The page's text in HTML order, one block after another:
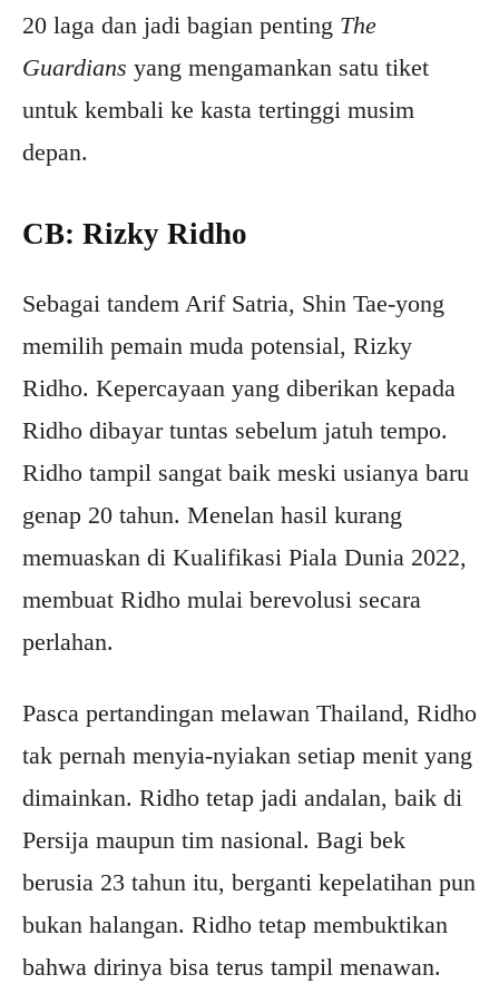
20 laga dan jadi bagian penting The
Guardians yang mengamankan satu tiket
untuk kembali ke kasta tertinggi musim
depan.
CB: Rizky Ridho
Sebagai tandem Arif Satria, Shin Tae-yong
memilih pemain muda potensial, Rizky
Ridho. Kepercayaan yang diberikan kepada
Ridho dibayar tuntas sebelum jatuh tempo.
Ridho tampil sangat baik meski usianya baru
genap 20 tahun. Menelan hasil kurang
memuaskan di Kualifikasi Piala Dunia 2022,
membuat Ridho mulai berevolusi secara
perlahan.
Pasca pertandingan melawan Thailand, Ridho
tak pernah menyia-nyiakan setiap menit yang
dimainkan. Ridho tetap jadi andalan, baik di
Persija maupun tim nasional. Bagi bek
berusia 23 tahun itu, berganti kepelatihan pun
bukan halangan. Ridho tetap membuktikan
bahwa dirinya bisa terus tampil menawan.